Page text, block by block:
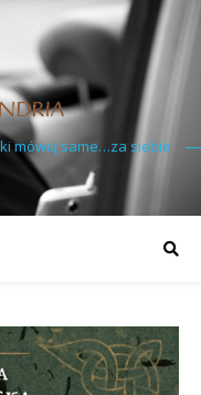
mówią same…za siebie